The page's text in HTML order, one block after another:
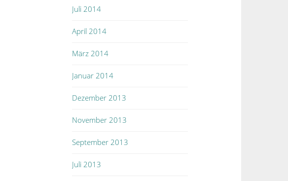
Juli 2014
April 2014
März 2014
Januar 2014
Dezember 2013
November 2013
September 2013
Juli 2013